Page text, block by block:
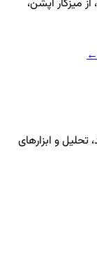
میزکار آپشن،
←
و ابزارهای